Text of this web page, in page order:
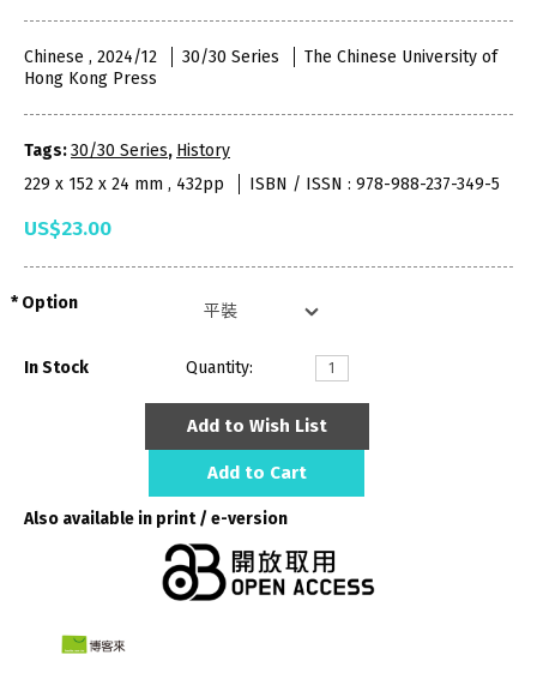
Chinese , 2024/12 30/30 Series
The Chinese University of
Hong Kong Press
Tags:30/30 Series, History
229 x 152 x 24 mm , 432pp
ISBN / ISSN : 978-988-237-349-5
US$23.00
Option
In Stock Quantity:
Add to Wish List
Add to Cart
Also available in print / e-version